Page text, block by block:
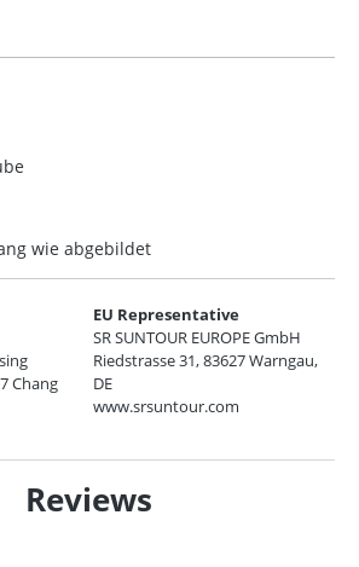
wie abgebildet
Chang
EU Representative
SR SUNTOUR EUROPE GmbH
Riedstrasse 31, 83627 Warngau,
DE
www.srsuntour.com
Reviews